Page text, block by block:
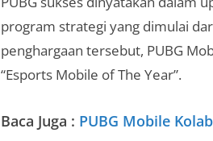
program strategi yang dimulai
penghargaan tersebut, PUBG
“Esports Mobile of The Year”.
Baca Juga : PUBG Mobile